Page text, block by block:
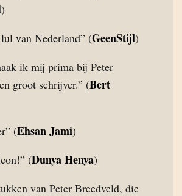
)
van Nederland” (GeenStijl)
ik mij prima bij Peter
groot schrijver.” (Bert
(Ehsan Jami)
(Dunya Henya)
van Peter Breedveld, die